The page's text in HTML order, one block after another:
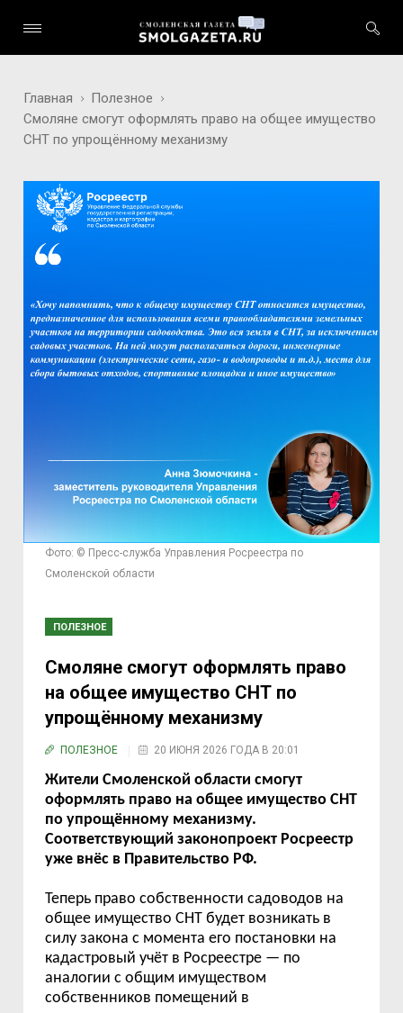
Главная
Полезное
Смоляне смогут оформлять право на общее имущество
СНТ по упрощённому механизму
Фото: © Пресс-служба Управления Росреестра по
Смоленской области
ПОЛЕЗНОЕ
Смоляне смогут оформлять право
на общее имущество СНТ по
упрощённому механизму
ПОЛЕЗНОЕ 20 ИЮНЯ 2026 ГОДА В 20:01
Жители Смоленской области смогут
оформлять право на общее имущество СНТ
по упрощённому механизму.
Соответствующий законопроект Росреестр
уже внёс в Правительство РФ.
Теперь право собственности садоводов на
общее имущество СНТ будет возникать в
силу закона с момента его постановки на
кадастровый учёт в Росреестре — по
аналогии с общим имуществом
собственников помещений в